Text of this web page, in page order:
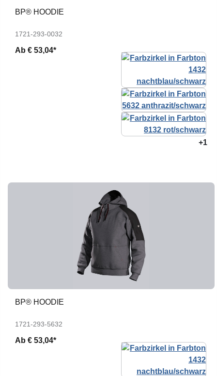
BP® HOODIE
1721-293-0032
Ab € 53,04*
+1
BP® HOODIE
1721-293-5632
Ab € 53,04*